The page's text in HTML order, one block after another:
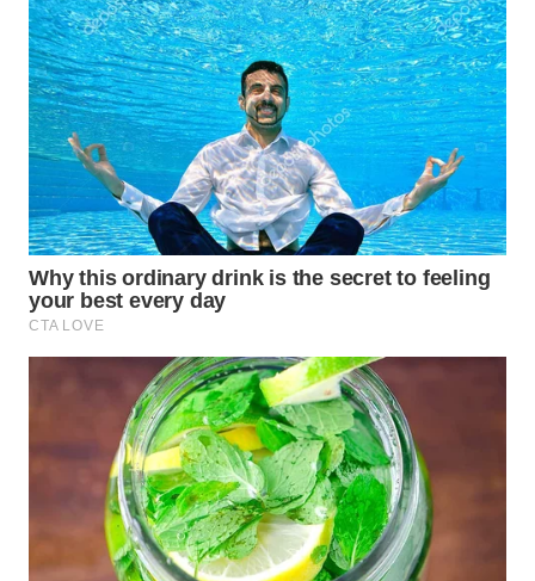
WAHANA
NEWS
WAHANA
TANI
WAHANA
ADVOKAT
WAHANA
INFRASTRUKTUR
KONSUMEN
WAHANA
LISTRIK
WAHANA